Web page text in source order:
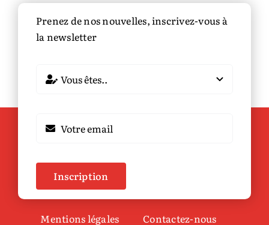
Prenez de nos nouvelles, inscrivez-vous à
la newsletter
Inscription
Mentions légales Contactez-nous